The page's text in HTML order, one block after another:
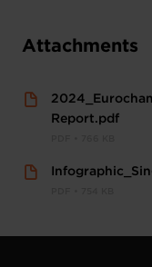
Attachments
Report.pdf